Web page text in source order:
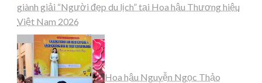
giành giải “Người đẹp du lịch” tại Hoa hậu Thương hiệu
Việt Nam 2026
Hoa hậu Nguyễn Ngọc Thảo